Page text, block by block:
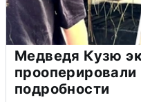
Медведя Кузю
подробности